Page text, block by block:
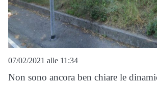
07/02/2021 alle 11:34
Non sono ancora ben chiare le